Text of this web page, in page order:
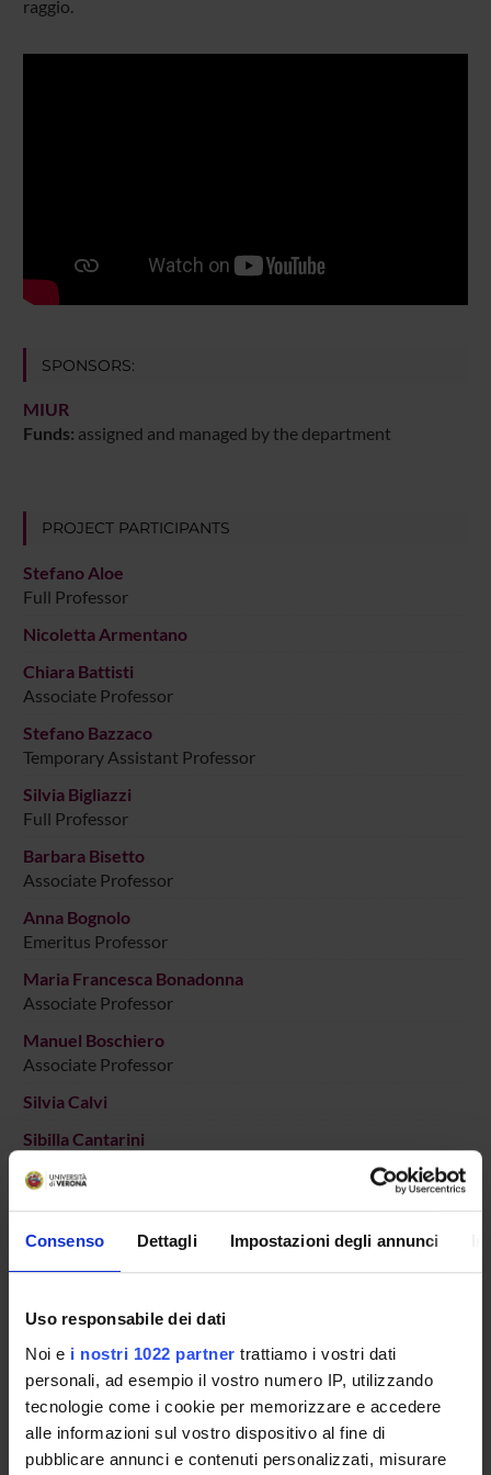
Consenso Dettagli Impostazioni degli annunci
Uso responsabile dei dati
Noi e i nostri 1022 partner trattiamo i vostri dati
personali, ad esempio il vostro numero IP, utilizzando
tecnologie come i cookie per memorizzare e accedere
alle informazioni sul vostro dispositivo al fine di
pubblicare annunci e contenuti personalizzati, misurare
raggio.
SPONSORS:
MIUR
Funds: assigned and managed by the department
PROJECT PARTICIPANTS
Stefano Aloe
Full Professor
Nicoletta Armentano
Chiara Battisti
Associate Professor
Stefano Bazzaco
Temporary Assistant Professor
Silvia Bigliazzi
Full Professor
Barbara Bisetto
Associate Professor
Anna Bognolo
Emeritus Professor
Maria Francesca Bonadonna
Associate Professor
Manuel Boschiero
Associate Professor
Silvia Calvi
Sibilla Cantarini
Full Professor
Laura Maria Colombo
Research Assistants
Francesca Dalle Pezze
Associate Professor